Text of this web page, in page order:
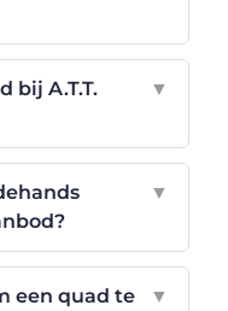
bij A.T.T.
▼
▼
een quad te
▼